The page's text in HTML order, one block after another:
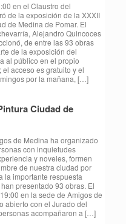
en el Claustro del
de la exposición de la XXXII
de Medina de Pomar. El
Alejandro Quincoces
de entre las 93 obras
de la exposición del
al público en el propio
acceso es gratuito y el
por la mañana, […]
Ciudad de
de Medina ha organizado
con inquietudes
y noveles, formen
de nuestra ciudad por
la importante respuesta
presentado 93 obras. El
en la sede de Amigos de
abierto con el Jurado del
acompañaron a […]